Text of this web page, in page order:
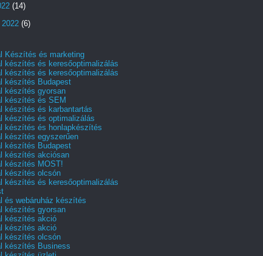
(14)
2022 (6)
Készítés és marketing
készítés és keresőoptimalizálás
készítés és keresőoptimalizálás
készítés Budapest
készítés gyorsan
készítés és SEM
készítés és karbantartás
készítés és optimalizálás
készítés és honlapkészítés
készítés egyszerűen
készítés Budapest
készítés akciósan
készítés MOST!
készítés olcsón
készítés és keresőoptimalizálás
és webáruház készítés
készítés gyorsan
készítés akció
készítés akció
készítés olcsón
készítés Business